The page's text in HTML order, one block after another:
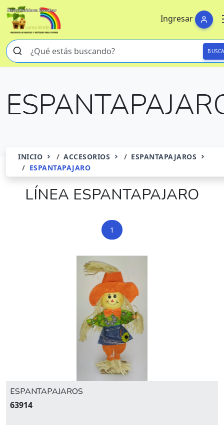
Ingresar
INICIO ACCESORIOS
ESPANTAPAJAROS
ESPANTAPAJARO
LÍNEA ESPANTAPAJARO
1
ESPANTAPAJAROS
63914